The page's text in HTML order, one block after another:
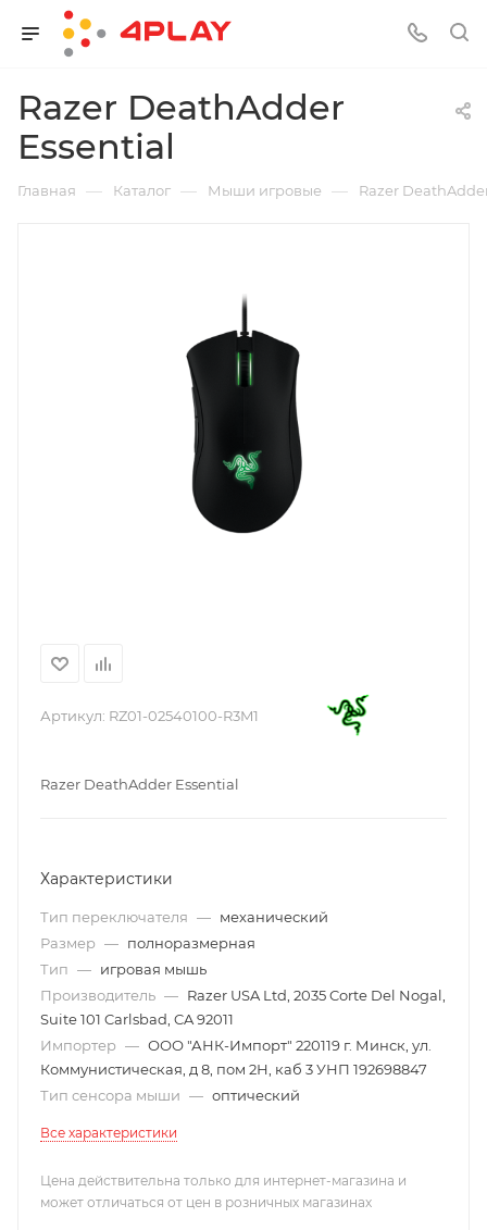
Razer DeathAdder
Essential
Главная — Каталог — Мыши игровые — Razer
Артикул: RZ01-02540100-R3M1
Razer DeathAdder Essential
Характеристики
Тип переключателя — механический
Размер — полноразмерная
Тип — игровая мышь
Производитель — Razer USA Ltd, 2035 Corte Del Nogal,
Suite 101 Carlsbad, CA 92011
Импортер — ООО "АНК-Импорт" 220119 г. Минск, ул.
Коммунистическая, д 8, пом 2Н, каб 3 УНП 192698847
Тип сенсора мыши — оптический
Все характеристики
Цена действительна только для интернет-магазина и
может отличаться от цен в розничных магазинах